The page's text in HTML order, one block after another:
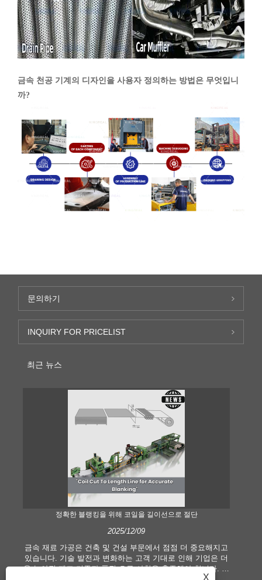
금속 천공 기계의 디자인을 사용자 정의하는 방법은 무엇입니
까?
문의하기
INQUIRY FOR PRICELIST
최근 뉴스
정확한 블랭킹을 위해 코일을 길이선으로 절단
2025/12/09
금속 재료 가공은 건축 및 건설 부문에서 점점 더 중요해지고
있습니다. 기술 발전과 변화하는 고객 기대로 인해 기업은 더
욱 높아진 제조 기준과 품질 요구 사항을 충족해야 합니다. 기
X